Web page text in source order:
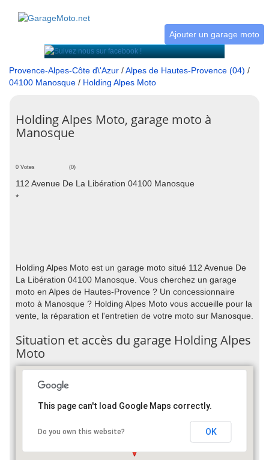
Ajouter un garage moto
Provence-Alpes-Côte d\'Azur /Alpes de Hautes-Provence (04) /
04100 Manosque / Holding Alpes Moto
Holding Alpes Moto, garage moto à
Manosque
0 Votes (0)
112 Avenue De La Libération 04100 Manosque
*
Holding Alpes Moto est un garage moto situé 112 Avenue De
La Libération 04100 Manosque. Vous cherchez un garage
moto en Alpes de Hautes-Provence ? Un concessionnaire
moto à Manosque ? Holding Alpes Moto vous accueille pour la
vente, la réparation et l'entretien de votre moto sur Manosque.
Situation et accès du garage Holding Alpes
Moto
This page can't load Google Maps correctly.
Do you own this website? OK